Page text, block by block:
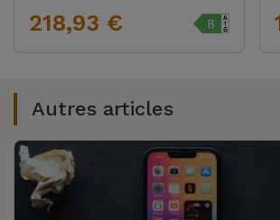
218,93 €
Autres articles